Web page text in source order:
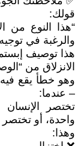
قولك:
“هذا النوع من
والرغبة في
هذا توصيف
الانزلاق من
وهو خطأ يقع
– عندما:
تختصر
واحدة، أو
وهذا: